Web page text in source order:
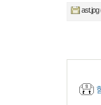
ast.jpg